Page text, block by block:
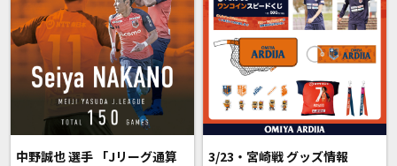
中野誠也 選手 「Jリーグ通算
3/23・宮崎戦 グッズ情報